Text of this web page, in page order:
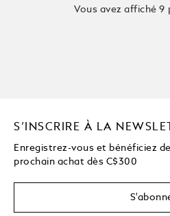
Vous avez affiché 9
S’INSCRIRE À LA
Enregistrez-vous et bénéficiez
prochain achat dès C$300